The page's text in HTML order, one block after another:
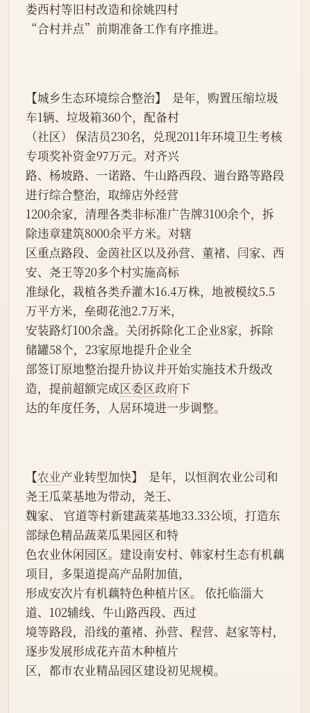
娄西村等旧村改造和徐姚四村
“合村并点”前期准备工作有序推进。
【城乡生态环境综合整治】  是年，购置压缩垃圾
车1辆、垃圾箱360个，配备村
（社区） 保洁员230名，兑现2011年环境卫生考核
专项奖补资金97万元。对齐兴
路、杨坡路、一诺路、牛山路西段、遄台路等路段
进行综合整治，取缔店外经营
1200余家，清理各类非标准广告牌3100余个，拆
除违章建筑8000余平方米。对辖
区重点路段、金茵社区以及孙营、董褚、闫家、西
安、尧王等20多个村实施高标
准绿化，栽植各类乔灌木16.4万株，地被模纹5.5
万平方米，垒砌花池2.7万米，
安装路灯100余盏。关闭拆除化工企业8家，拆除
储罐58个，23家原地提升企业全
部签订原地整治提升协议并开始实施技术升级改
造，提前超额完成区委区政府下
达的年度任务，人居环境进一步调整。
【农业产业转型加快】  是年，以恒润农业公司和
尧王瓜菜基地为带动，尧王、
魏家、 官道等村新建蔬菜基地33.33公顷，打造东
部绿色精品蔬菜瓜果园区和特
色农业休闲园区。建设南安村、韩家村生态有机藕
项目，多渠道提高产品附加值，
形成安次片有机藕特色种植片区。 依托临淄大
道、102辅线、牛山路西段、西过
境等路段，沿线的董褚、孙营、程营、赵家等村，
逐步发展形成花卉苗木种植片
区，都市农业精品园区建设初见规模。